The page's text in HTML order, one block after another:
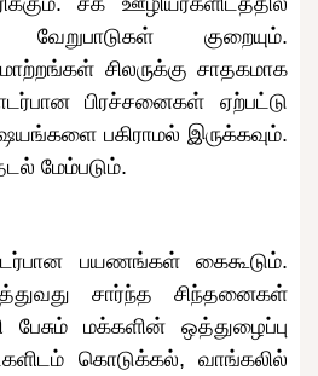
குறையும்.
சிலருக்கு சாதகமாக
பிரச்சனைகள் ஏற்பட்டு
பகிராமல் இருக்கவும்.
மேம்படும்.
பயணங்கள் கைகூடும்.
சார்ந்த சிந்தனைகள்
பேசும் மக்களின் ஒத்துழைப்பு
கொடுக்கல், வாங்கலில்